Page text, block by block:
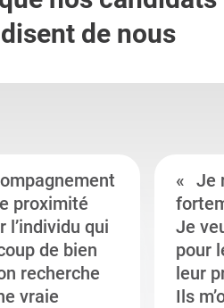
disent de nous
proximité
l’individu qui
de bien
recherche
vraie
Je
Je
pour
leur
Ils